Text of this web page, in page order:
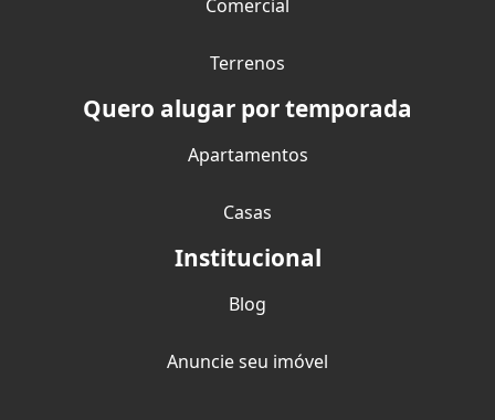
Comercial
Terrenos
Quero alugar por temporada
Apartamentos
Casas
Institucional
Blog
Anuncie seu imóvel